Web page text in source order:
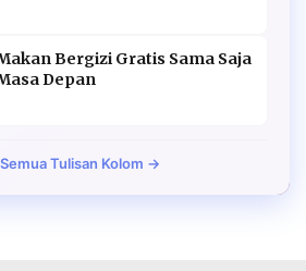
Bergizi Gratis Sama Saja
Depan
Tulisan Kolom →